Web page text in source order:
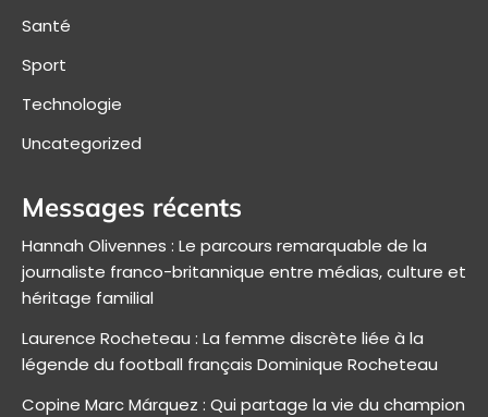
Santé
Sport
Technologie
Uncategorized
Messages récents
Hannah Olivennes : Le parcours remarquable de la
journaliste franco-britannique entre médias, culture et
héritage familial
Laurence Rocheteau : La femme discrète liée à la
légende du football français Dominique Rocheteau
Copine Marc Márquez : Qui partage la vie du champion